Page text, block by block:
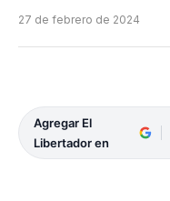
27 de febrero de 2024
Agregar El
Libertador en